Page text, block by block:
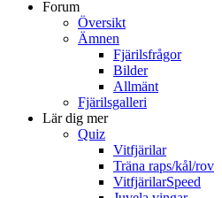
Forum
Översikt
Ämnen
Fjärilsfrågor
Bilder
Allmänt
Fjärilsgalleri
Lär dig mer
Quiz
Vitfjärilar
Träna raps/kål/rov
VitfjärilarSpeed